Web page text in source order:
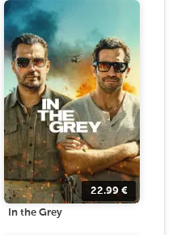
22.99 €
In the Grey